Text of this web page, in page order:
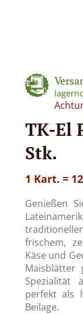
TK-El
Stk.
1 Kart. =
Genießen
frischem,
Käse und
Maisblätter
Spezialität
perfekt als
Beilage.